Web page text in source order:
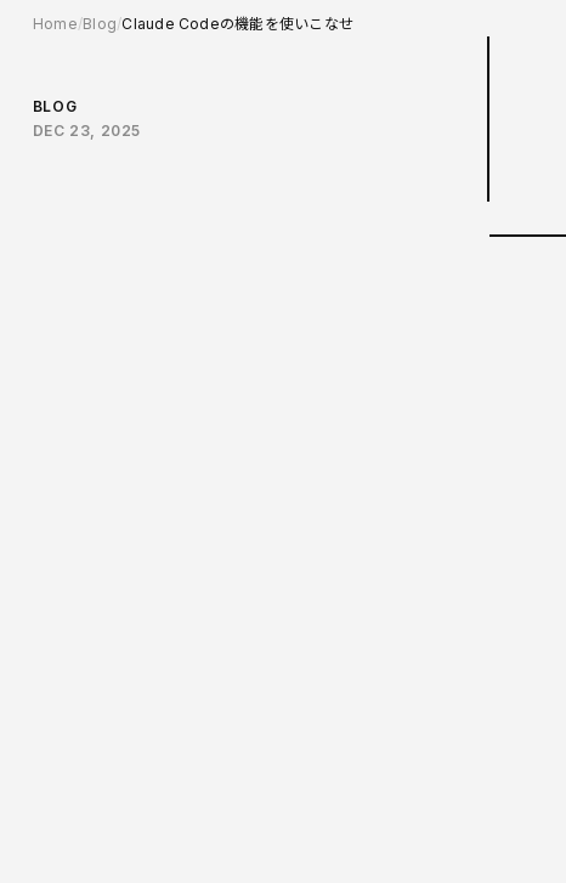
Home Blog Claude Codeの機能を使いこなせ
BLOG
DEC 23, 2025